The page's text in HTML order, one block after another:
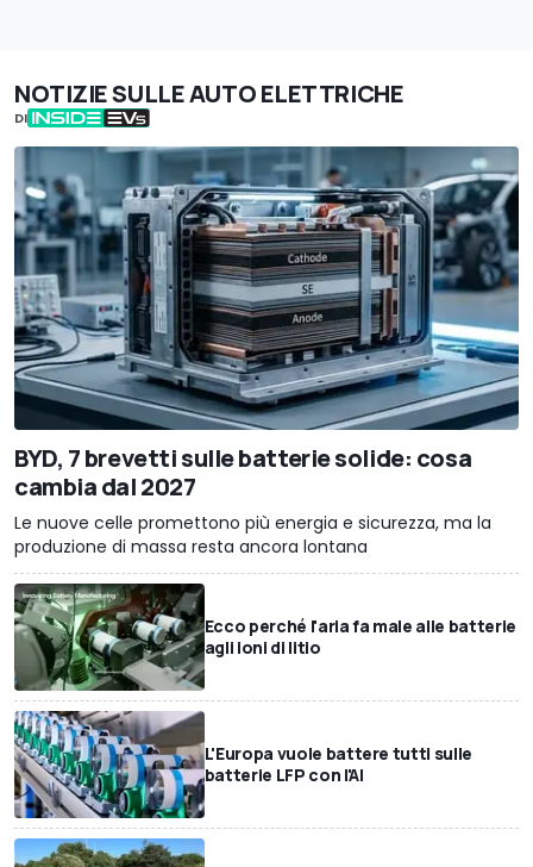
NOTIZIE SULLE AUTO ELETTRICHE
DI
BYD, 7 brevetti sulle batterie solide: cosa
cambia dal 2027
Le nuove celle promettono più energia e sicurezza, ma la
produzione di massa resta ancora lontana
Ecco perché l'aria fa male alle batterie
agli ioni di litio
L'Europa vuole battere tutti sulle
batterie LFP con l'AI